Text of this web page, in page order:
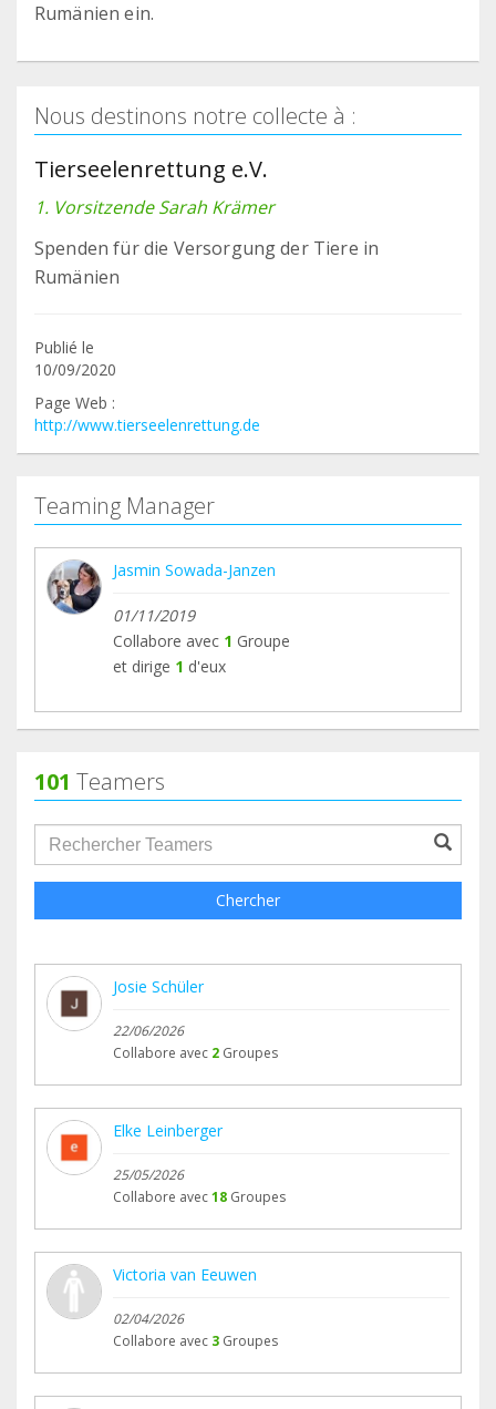
Rumänien ein.
Nous destinons notre collecte à :
Tierseelenrettung e.V.
1. Vorsitzende Sarah Krämer
Spenden für die Versorgung der Tiere in
Rumänien
Publié le
10/09/2020
Page Web :
http://www.tierseelenrettung.de
Teaming Manager
Jasmin Sowada-Janzen
01/11/2019
Collabore avec 1 Groupe
et dirige 1 d'eux
101 Teamers
groupProfile.searchForm.search.text???
Chercher
Josie Schüler
22/06/2026
Collabore avec 2 Groupes
Elke Leinberger
25/05/2026
Collabore avec18 Groupes
Victoria van Eeuwen
02/04/2026
Collabore avec 3 Groupes